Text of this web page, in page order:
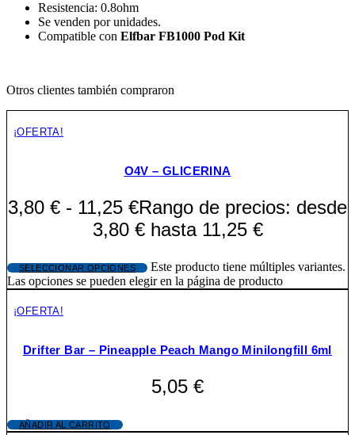
Resistencia: 0.8ohm
Se venden por unidades.
Compatible con Elfbar FB1000 Pod Kit
Otros clientes también compraron
¡OFERTA!
O4V – GLICERINA
3,80 € - 11,25 €Rango de precios: desde
3,80 € hasta 11,25 €
SELECCIONAR OPCIONES
Este producto tiene múltiples variantes.
Las opciones se pueden elegir en la página de producto
¡OFERTA!
Drifter Bar – Pineapple Peach Mango Minilongfill 6ml
5,05 €
AÑADIR AL CARRITO